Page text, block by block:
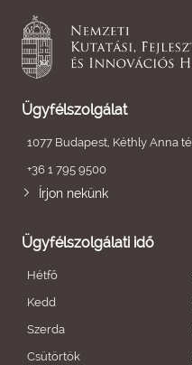
Ügyfélszolgálat
1077 Budapest, Kéthly Anna
+36 1 795 9500
Írjon nekünk
Ügyfélszolgálati idő
Hétfő
Kedd
Szerda
Csütörtök